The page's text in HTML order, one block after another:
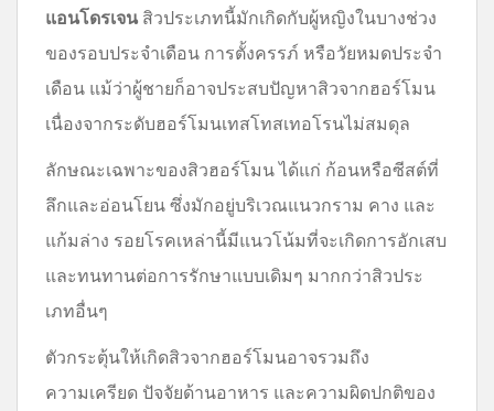
แอนโดรเจน สิวประเภทนี้มักเกิดกับผู้หญิงในบางช่วง
ของรอบประจำเดือน การตั้งครรภ์ หรือวัยหมดประจำ
เดือน แม้ว่าผู้ชายก็อาจประสบปัญหาสิวจากฮอร์โมน
เนื่องจากระดับฮอร์โมนเทสโทสเทอโรนไม่สมดุล
ลักษณะเฉพาะของสิวฮอร์โมน ได้แก่ ก้อนหรือซีสต์ที่
ลึกและอ่อนโยน ซึ่งมักอยู่บริเวณแนวกราม คาง และ
แก้มล่าง รอยโรคเหล่านี้มีแนวโน้มที่จะเกิดการอักเสบ
และทนทานต่อการรักษาแบบเดิมๆ มากกว่าสิวประ
เภทอื่นๆ
ตัวกระตุ้นให้เกิดสิวจากฮอร์โมนอาจรวมถึง
ความเครียด ปัจจัยด้านอาหาร และความผิดปกติของ